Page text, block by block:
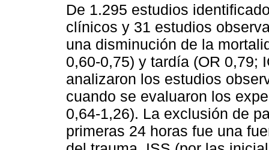
De 1.295 estudios
clínicos y 31 estudios
una disminución de la
0,60-0,75) y tardía (OR 0,79;
analizaron los estudios
cuando se evaluaron los
0,64-1,26). La exclusión de
primeras 24 horas fue una